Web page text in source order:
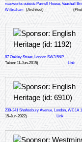
roadworks outside Parnell House, Vauxhall
Wilbraham (Architect)
87 Oakley Street, London SW3 5NP
Taken: 11-Jun-2015)
Link
239-241 Shaftesbury Avenue, London, WC1A
15-Jun-2022)
Link